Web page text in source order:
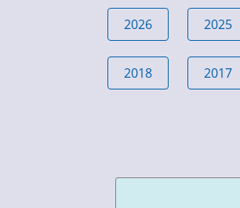
2026 2025
2018 2017